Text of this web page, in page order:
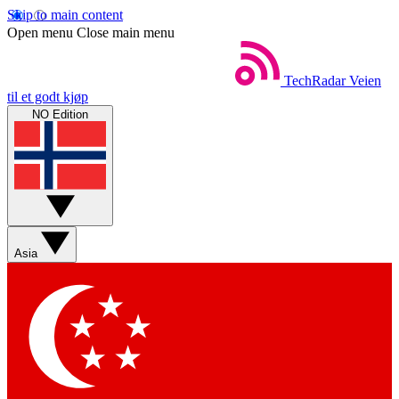
Skip to main content
Open menu Close main menu
TechRadar Veien
til et godt kjøp
NO Edition
Asia